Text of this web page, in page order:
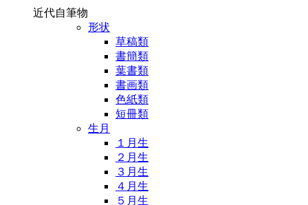
近代自筆物
形状
草稿類
書簡類
葉書類
書画類
色紙類
短冊類
生月
１月生
２月生
３月生
４月生
５月生